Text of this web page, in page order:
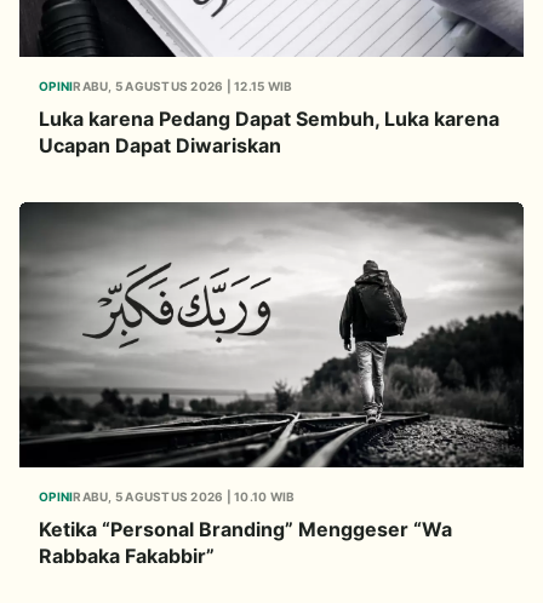
OPINIRABU, 5 AGUSTUS 2026 | 12.15 WIB
Luka karena Pedang Dapat Sembuh, Luka karena
Ucapan Dapat Diwariskan
OPINIRABU, 5 AGUSTUS 2026 | 10.10 WIB
Ketika “Personal Branding” Menggeser “Wa
Rabbaka Fakabbir”